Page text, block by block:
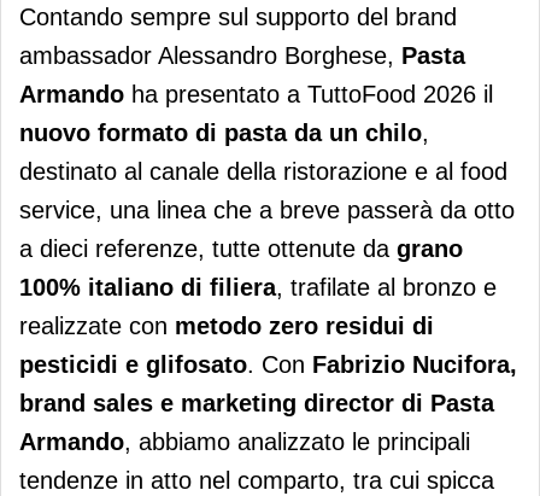
Contando sempre sul supporto del brand
ambassador Alessandro Borghese, Pasta
Armando ha presentato a TuttoFood 2026 il
nuovo formato di pasta da un chilo,
destinato al canale della ristorazione e al food
service, una linea che a breve passerà da otto
a dieci referenze, tutte ottenute da grano
100% italiano di filiera, trafilate al bronzo e
realizzate con metodo zero residui di
pesticidi e glifosato. Con Fabrizio Nucifora,
brand sales e marketing director di Pasta
Armando, abbiamo analizzato le principali
tendenze in atto nel comparto, tra cui spicca